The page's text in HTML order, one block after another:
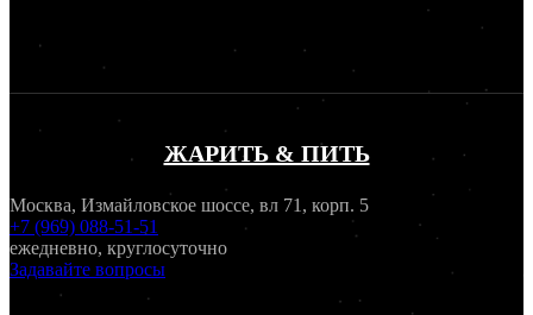
ЖАРИТЬ & ПИТЬ
Москва, Измайловское шоссе, вл 71, корп. 5
+7 (969) 088-51-51
ежедневно, круглосуточно
Задавайте вопросы